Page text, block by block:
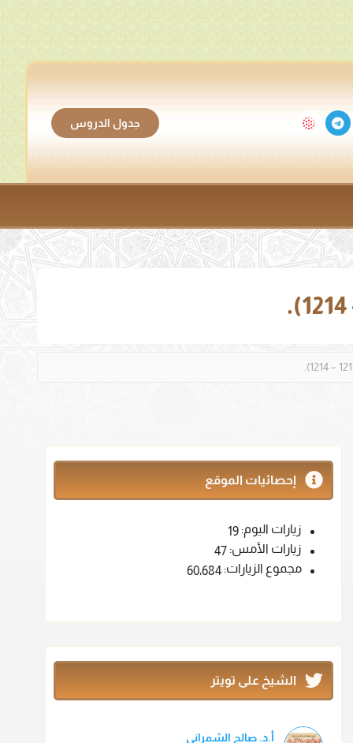
جدول الدروس
إحصائيات الموقع
زيارات اليوم:19
زيارات الأمس:47
مجموع الزيارات: 60٬684
الشيخ على تويتر
أ.د. صالح الشمراني